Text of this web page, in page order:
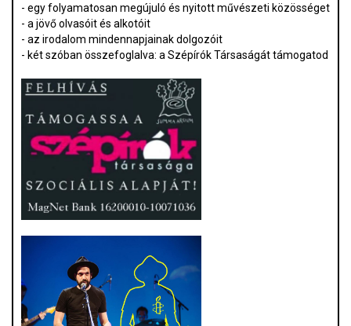
- egy folyamatosan megújuló és nyitott művészeti közösséget
- a jövő olvasóit és alkotóit
- az irodalom mindennapjainak dolgozóit
- két szóban összefoglalva: a Szépírók Társaságát támogatod